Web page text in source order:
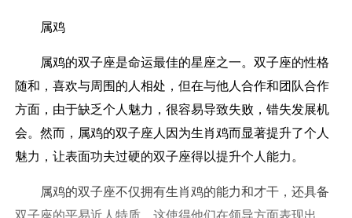
属鸡
属鸡的双子座是命运最佳的星座之一。双子座的性格
随和，喜欢与周围的人相处，但在与他人合作和团队合作
方面，由于缺乏个人魅力，很容易导致失败，错失发展机
会。然而，属鸡的双子座人因为生肖鸡而显著提升了个人
魅力，让表面功夫过硬的双子座得以提升个人能力。
属鸡的双子座不仅拥有生肖鸡的能力和才干，还具备